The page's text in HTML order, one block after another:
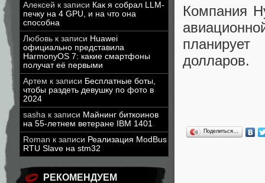
Алексей к записи Как я собрал LLM-
печку на 4 GPU, и на что она
способна
Любовь к записи Huawei
официально представила
HarmonyOS 7: какие смартфоны
получат её первыми
Артем к записи Бесплатные боты,
чтобы раздеть девушку по фото в
2024
sasha к записи Майнинг биткоинов
на 55-летнем ветеране IBM 1401
Roman к записи Реализация ModBus
RTU Slave на stm32
РЕКОМЕНДУЕМ
Компания
долларов.
Поделиться…